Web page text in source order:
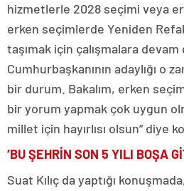
hizmetlerle 2028 seçimi veya
erken seçimlerde Yeniden
taşımak için çalışmalara devam
Cumhurbaşkanının adaylığı o
bir durum. Bakalım, erken
bir yorum yapmak çok uygun
millet için hayırlısı olsun” diye
‘BU ŞEHRİN SON 5 YILI BOŞA
Suat Kılıç da yaptığı